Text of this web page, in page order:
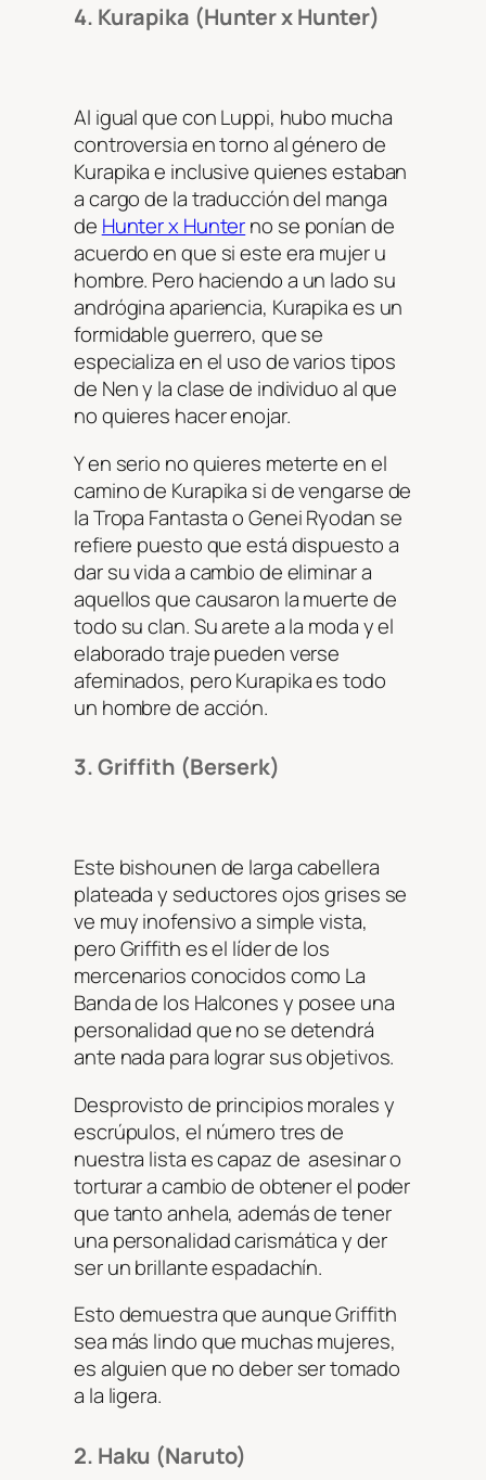
4. Kurapika (Hunter x Hunter)
Al igual que con Luppi, hubo mucha
controversia en torno al género de
Kurapika e inclusive quienes estaban
a cargo de la traducción del manga
de Hunter x Hunterno se ponían de
acuerdo en que si este era mujer u
hombre. Pero haciendo a un lado su
andrógina apariencia, Kurapika es un
formidable guerrero, que se
especializa en el uso de varios tipos
de Nen y la clase de individuo al que
no quieres hacer enojar.
Y en serio no quieres meterte en el
camino de Kurapika si de vengarse de
la Tropa Fantasta o Genei Ryodan se
refiere puesto que está dispuesto a
dar su vida a cambio de eliminar a
aquellos que causaron la muerte de
todo su clan. Su arete a la moda y el
elaborado traje pueden verse
afeminados, pero Kurapika es todo
un hombre de acción.
3. Griffith (Berserk)
Este bishounen de larga cabellera
plateada y seductores ojos grises se
ve muy inofensivo a simple vista,
pero Griffith es el líder de los
mercenarios conocidos como La
Banda de los Halcones y posee una
personalidad que no se detendrá
ante nada para lograr sus objetivos.
Desprovisto de principios morales y
escrúpulos, el número tres de
nuestra lista es capaz de asesinar o
torturar a cambio de obtener el poder
que tanto anhela, además de tener
una personalidad carismática y der
ser un brillante espadachín.
Esto demuestra que aunque Griffith
sea más lindo que muchas mujeres,
es alguien que no deber ser tomado
a la ligera.
2. Haku (Naruto)